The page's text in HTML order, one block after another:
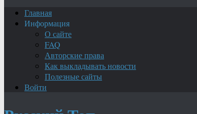
Главная
Информация
О сайте
FAQ
Авторские права
Как выкладывать новости
Полезные сайты
Войти